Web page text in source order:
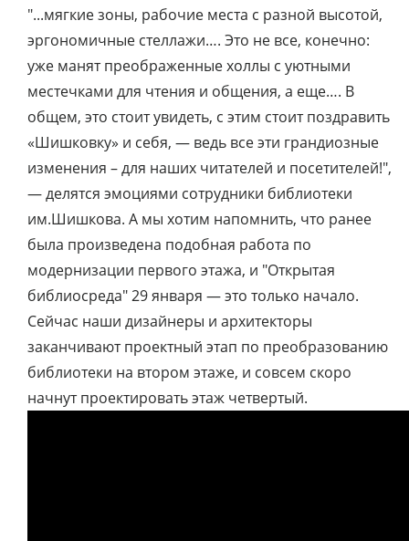
"...мягкие зоны, рабочие места с разной высотой,
эргономичные стеллажи…. Это не все, конечно:
уже манят преображенные холлы с уютными
местечками для чтения и общения, а еще…. В
общем, это стоит увидеть, с этим стоит поздравить
«Шишковку» и себя, — ведь все эти грандиозные
изменения – для наших читателей и посетителей!",
— делятся эмоциями сотрудники библиотеки
им.Шишкова. А мы хотим напомнить, что ранее
была произведена подобная работа по
модернизации первого этажа, и "Открытая
библиосреда" 29 января — это только начало.
Сейчас наши дизайнеры и архитекторы
заканчивают проектный этап по преобразованию
библиотеки на втором этаже, и совсем скоро
начнут проектировать этаж четвертый.